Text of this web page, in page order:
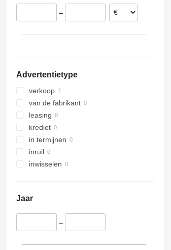
Villeparisis
Bourges
Litouwen
Portugal
–
Advertentietype
verkoop
van de fabrikant
leasing
krediet
in termijnen
inruil
inwisselen
Jaar
–